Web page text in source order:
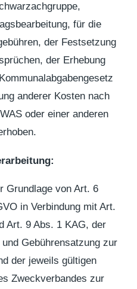
für die
der Festsetzung
der Erhebung
anderer Kosten nach
oder einer anderen
Grundlage von Art. 6
in Verbindung mit Art.
Art. 9 Abs. 1 KAG, der
Gebührensatzung zur
der jeweils gültigen
Zweckverbandes zur